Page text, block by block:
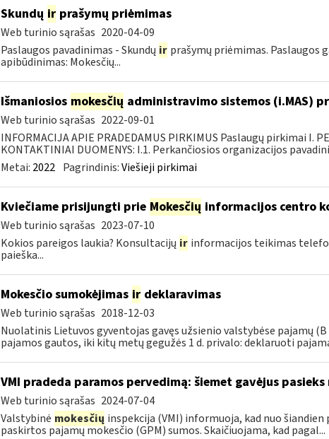
Skundų irprašymų priėmimas
Web turinio sąrašas 2020-04-09
Paslaugos pavadinimas - Skundų ir prašymų priėmimas. Paslaugos
apibūdinimas: Mokesčių...
Išmaniosios mokesčių administravimo sistemos (i.MAS)
Web turinio sąrašas 2022-09-01
INFORMACIJA APIE PRADEDAMUS PIRKIMUS Paslaugų pirkimai I.
KONTAKTINIAI DUOMENYS: I.1. Perkančiosios organizacijos
Metai: 2022 Pagrindinis:Viešieji pirkimai
Kviečiame prisijungti prie Mokesčių informacijos centro
Web turinio sąrašas 2023-07-10
Kokios pareigos laukia? Konsultacijų ir informacijos teikimas
paieška...
Mokesčio sumokėjimas irdeklaravimas
Web turinio sąrašas 2018-12-03
Nuolatinis Lietuvos gyventojas gavęs užsienio valstybėse pajamų
pajamos gautos, iki kitų metų gegužės 1 d. privalo: deklaruoti
VMI pradeda paramos pervedimą: šiemet gavėjus pasieks
Web turinio sąrašas 2024-07-04
Valstybinė mokesčių inspekcija (VMI) informuoja, kad nuo
paskirtos pajamų mokesčio (GPM) sumos. Skaičiuojama, kad pagal...